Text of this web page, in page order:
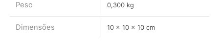
Peso 0,300 kg
Dimensões 10 × 10 × 10 cm